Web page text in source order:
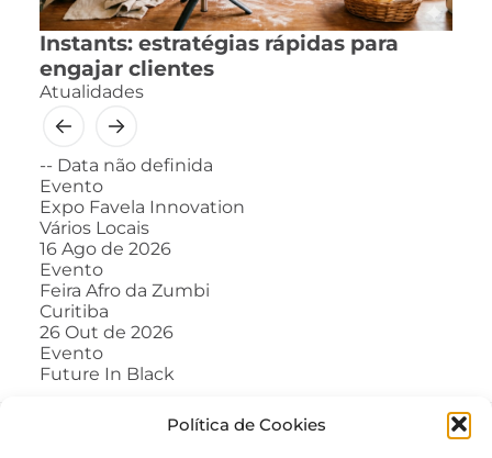
Política de Cookies
Instants: estratégias rápidas para
engajar clientes
Atualidades
-- Data não definida
Evento
Expo Favela Innovation
Vários Locais
16 Ago de 2026
Evento
Feira Afro da Zumbi
Curitiba
26 Out de 2026
Evento
Future In Black